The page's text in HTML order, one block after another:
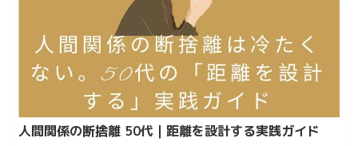
人間関係の断捨離 50代｜距離を設計する実践ガイド